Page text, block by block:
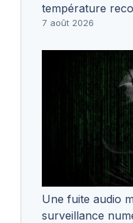
température
7 août 2026
Une fuite audio
surveillance